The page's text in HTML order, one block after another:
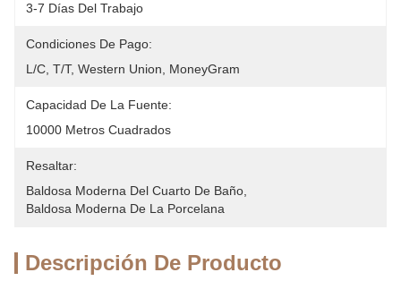
3-7 Días Del Trabajo
Condiciones De Pago:
L/C, T/T, Western Union, MoneyGram
Capacidad De La Fuente:
10000 Metros Cuadrados
Resaltar:
Baldosa Moderna Del Cuarto De Baño
Baldosa Moderna De La Porcelana
Descripción De Producto